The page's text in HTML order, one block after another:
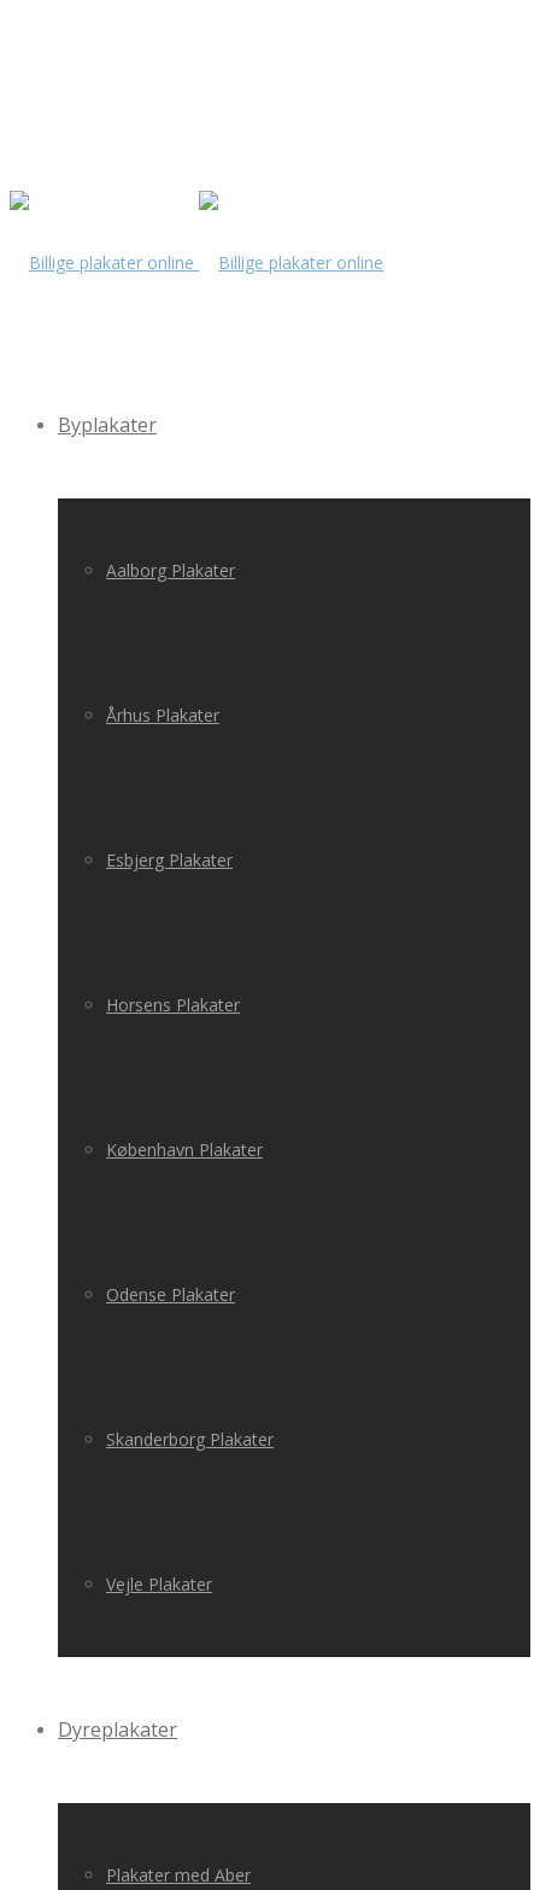
Byplakater
Aalborg Plakater
Århus Plakater
Esbjerg Plakater
Horsens Plakater
København Plakater
Odense Plakater
Skanderborg Plakater
Vejle Plakater
Dyreplakater
Plakater med Aber